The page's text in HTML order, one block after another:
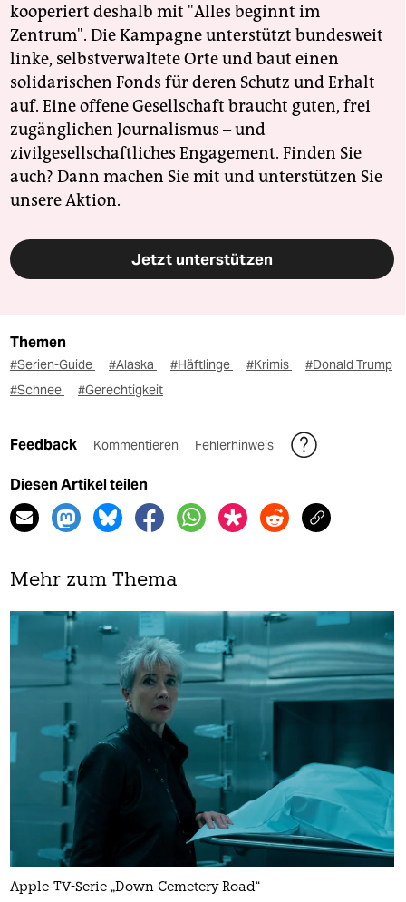
kooperiert deshalb mit "Alles beginnt im
Zentrum". Die Kampagne unterstützt bundesweit
linke, selbstverwaltete Orte und baut einen
solidarischen Fonds für deren Schutz und Erhalt
auf. Eine offene Gesellschaft braucht guten, frei
zugänglichen Journalismus – und
zivilgesellschaftliches Engagement. Finden Sie
auch? Dann machen Sie mit und unterstützen Sie
unsere Aktion.
Jetzt unterstützen
Themen
#Serien-Guide #Alaska #Häftlinge #Krimis
#Donald Trump
#Schnee
#Gerechtigkeit
Feedback Kommentieren Fehlerhinweis
Diesen Artikel teilen
Mehr zum Thema
Apple-TV-Serie „Down Cemetery Road“